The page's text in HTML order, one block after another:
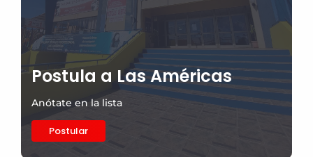
Postula a Las Américas
Anótate en la lista
Postular